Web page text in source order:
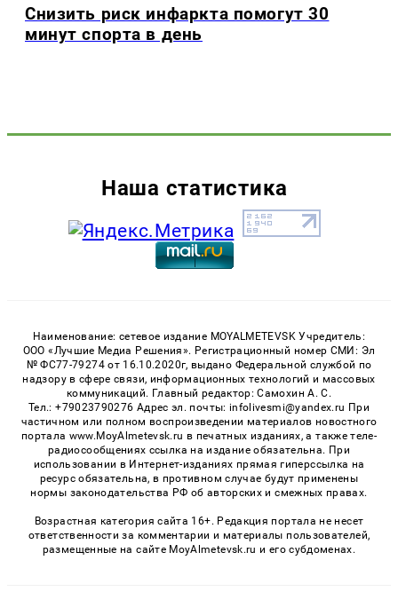
Снизить риск инфаркта помогут 30
минут спорта в день
Наша статистика
Наименование: сетевое издание MOYALMETEVSK Учредитель:
ООО «Лучшие Медиа Решения». Регистрационный номер СМИ: Эл
№ ФС77-79274 от 16.10.2020г, выдано Федеральной службой по
надзору в сфере связи, информационных технологий и массовых
коммуникаций. Главный редактор: Самохин А. С.
Тел.: +79023790276 Адрес эл. почты: infolivesmi@yandex.ru При
частичном или полном воспроизведении материалов новостного
портала www.MoyAlmetevsk.ru в печатных изданиях, а также теле-
радиосообщениях ссылка на издание обязательна. При
использовании в Интернет-изданиях прямая гиперссылка на
ресурс обязательна, в противном случае будут применены
нормы законодательства РФ об авторских и смежных правах.
Возрастная категория сайта 16+. Редакция портала не несет
ответственности за комментарии и материалы пользователей,
размещенные на сайте MoyAlmetevsk.ru и его субдоменах.